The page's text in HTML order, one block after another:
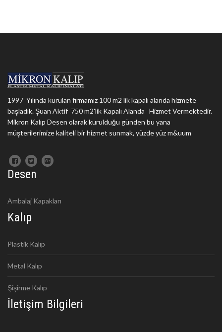
1997 Yılında kurulan firmamız 100 m2 lik kapalı alanda hizmete
başladık. Şuan Aktif 750 m2'lik Kapalı Alanda Hizmet Vermektedir.
Mikron Kalıp Desen olarak kurulduğu günden bu yana
müşterilerimize kaliteli bir hizmet sunmak, yüzde yüz m&uum
Desen
Ambalaj Kapakları
Kalıp
Plastik Kalıp
Metal Kalıp
Şişirme Kalıp
İletişim Bilgileri